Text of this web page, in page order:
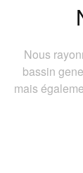
Nous
bassin
mais